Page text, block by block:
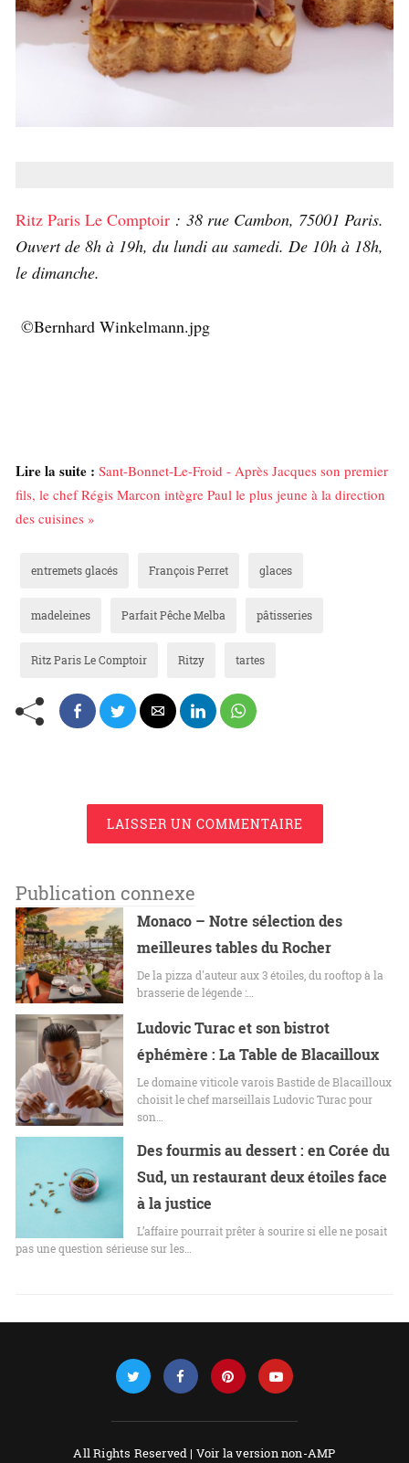
Ritz Paris Le Comptoir : 38 rue Cambon, 75001 Paris.
Ouvert de 8h à 19h, du lundi au samedi. De 10h à 18h,
le dimanche.
©Bernhard Winkelmann.jpg
Lire la suite : Sant-Bonnet-Le-Froid - Après Jacques son premier
fils, le chef Régis Marcon intègre Paul le plus jeune à la direction
des cuisines »
entremets glacés François Perret glaces
madeleines Parfait Pêche Melba pâtisseries
Ritz Paris Le Comptoir Ritzy tartes
LAISSER UN COMMENTAIRE
Publication connexe
Monaco – Notre sélection des
meilleures tables du Rocher
De la pizza d'auteur aux 3 étoiles, du rooftop à la
brasserie de légende :…
Ludovic Turac et son bistrot
éphémère : La Table de Blacailloux
Le domaine viticole varois Bastide de Blacailloux
choisit le chef marseillais Ludovic Turac pour
son…
Des fourmis au dessert : en Corée du
Sud, un restaurant deux étoiles face
à la justice
L’affaire pourrait prêter à sourire si elle ne posait
pas une question sérieuse sur les…
All Rights Reserved | Voir la version non-AMP